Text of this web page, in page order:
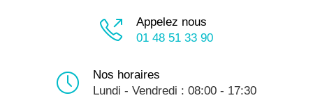
Appelez nous
01 48 51 33 90
Nos horaires
Lundi - Vendredi : 08:00 - 17:30